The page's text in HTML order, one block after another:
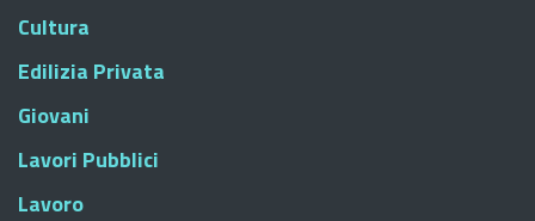
Cultura
Edilizia Privata
Giovani
Lavori Pubblici
Lavoro